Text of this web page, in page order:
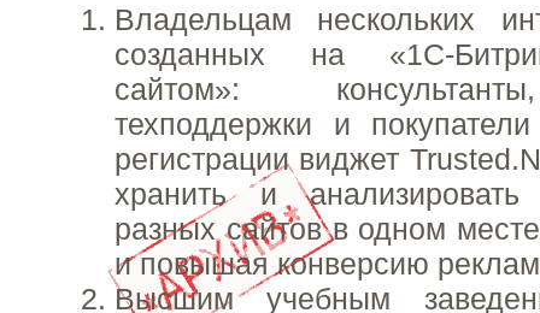
Владельцам нескольких
созданных на «1С-
сайтом»:
техподдержки и
регистрации виджет
хранить и
разных сайтов в одном
и повышая конверсию
Высшим учебным